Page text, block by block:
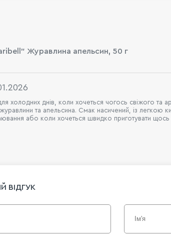
Журавлина апельсин, 50 г
холодних днів, коли хочеться чогось свіжого та
журавлини та апельсина. Смак насичений, із
або коли хочеться швидко приготувати щось
ВІДГУК